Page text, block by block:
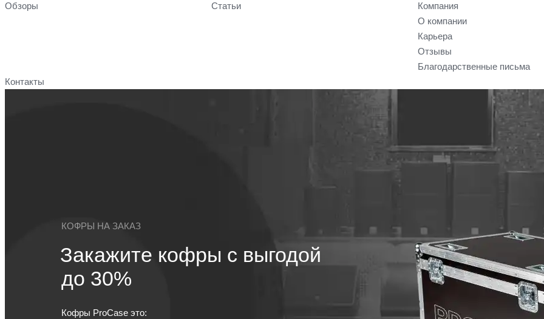
Обзоры
Статьи
Компания
О компании
Карьера
Отзывы
Благодарственные письма
Контакты
КОФРЫ НА ЗАКАЗ
Закажите кофры с выгодой
до 30%
Кофры ProCase это: